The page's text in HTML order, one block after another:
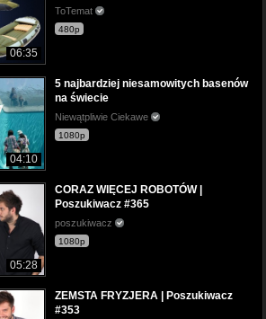
06:35
ToTemat
480p
04:10
5 najbardziej niesamowitych basenów
na świecie
Niewątpliwie Ciekawe
1080p
05:28
CORAZ WIĘCEJ ROBOTÓW |
Poszukiwacz #365
poszukiwacz
1080p
ZEMSTA FRYZJERA | Poszukiwacz
#353